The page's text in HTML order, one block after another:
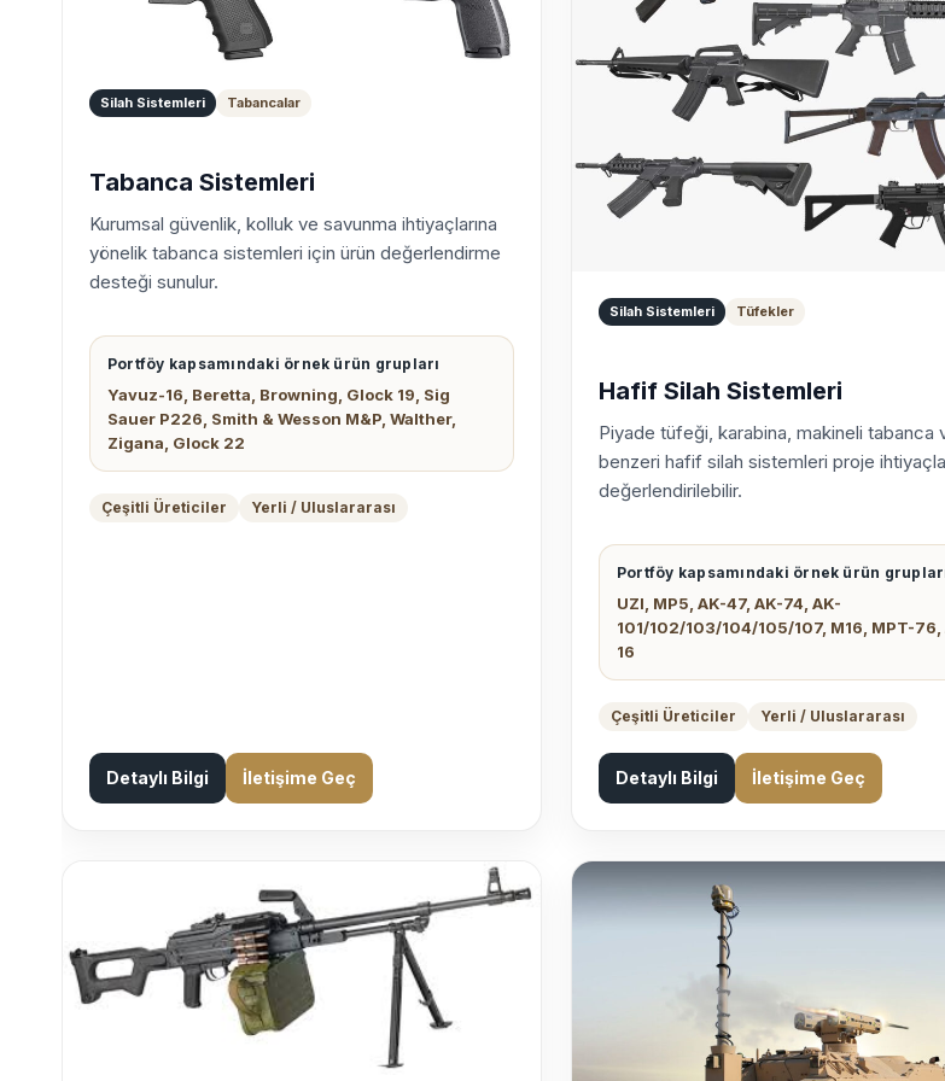
Silah Sistemleri Tabancalar
Tabanca Sistemleri
Kurumsal güvenlik, kolluk ve savunma ihtiyaçlarına
yönelik tabanca sistemleri için ürün değerlendirme
desteği sunulur.
Portföy kapsamındaki örnek ürün grupları
Yavuz-16, Beretta, Browning, Glock 19, Sig
Sauer P226, Smith & Wesson M&P, Walther,
Zigana, Glock 22
Çeşitli Üreticiler Yerli / Uluslararası
Detaylı Bilgi İletişime Geç
Silah Sistemleri Tüfekler
Hafif Silah Sistemleri
Piyade tüfeği, karabina, makineli tabanca
benzeri hafif silah sistemleri proje
değerlendirilebilir.
Portföy kapsamındaki örnek ürün
UZI, MP5, AK-47, AK-74, AK-
101/102/103/104/105/107, M16, MPT-76,
16
Çeşitli Üreticiler Yerli / Uluslararası
Detaylı Bilgi İletişime Geç